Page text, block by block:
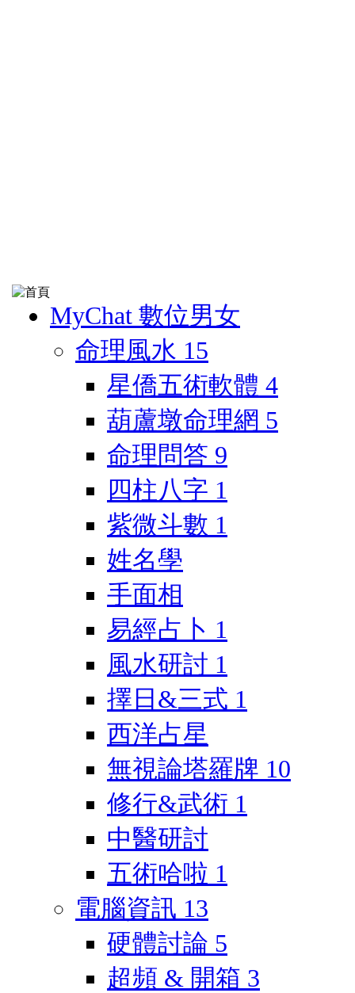
MyChat 數位男女
命理風水 15
星僑五術軟體 4
葫蘆墩命理網 5
命理問答 9
四柱八字 1
紫微斗數 1
姓名學
手面相
易經占卜 1
風水研討 1
擇日&三式 1
西洋占星
無視論塔羅牌 10
修行&武術 1
中醫研討
五術哈啦 1
電腦資訊 13
硬體討論 5
超頻 & 開箱 3